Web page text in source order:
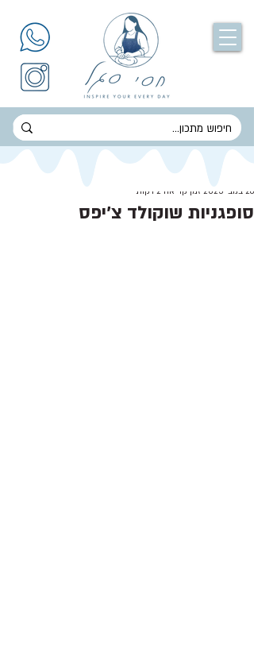
סופגניות שוקולד צ׳יפס
26 בנוב׳ 2025
זמן קריאה 2 דקות